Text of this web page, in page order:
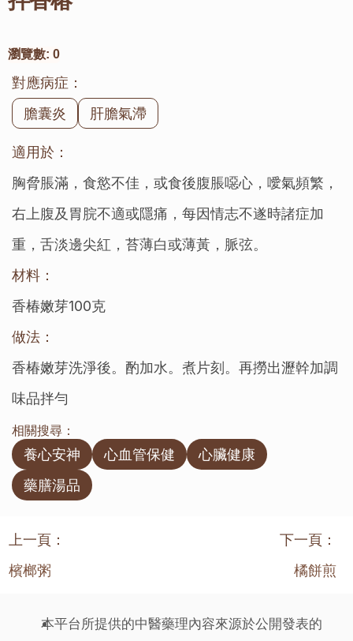
瀏覽數: 0
對應病症：
膽囊炎
肝膽氣滯
適用於：
胸脅脹滿，食慾不佳，或食後腹脹噁心，噯氣頻繁，
右上腹及胃脘不適或隱痛，每因情志不遂時諸症加
重，舌淡邊尖紅，苔薄白或薄黃，脈弦。
材料：
香椿嫩芽100克
做法：
香椿嫩芽洗淨後。酌加水。煮片刻。再撈出瀝幹加調
味品拌勻
相關搜尋：
養心安神 心血管保健
心臟健康
藥膳湯品
上一頁：
檳榔粥
下一頁：
橘餅煎
本平台所提供的中醫藥理內容來源於公開發表的